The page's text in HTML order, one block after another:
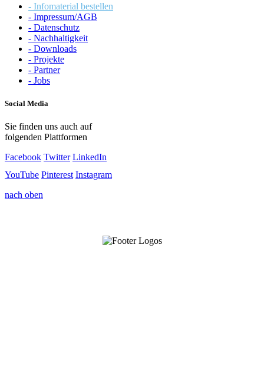
- Infomaterial bestellen
- Impressum/AGB
- Datenschutz
- Nachhaltigkeit
- Downloads
- Projekte
- Partner
- Jobs
Social Media
Sie finden uns auch auf
folgenden Plattformen
Facebook Twitter LinkedIn
YouTube Pinterest Instagram
nach oben